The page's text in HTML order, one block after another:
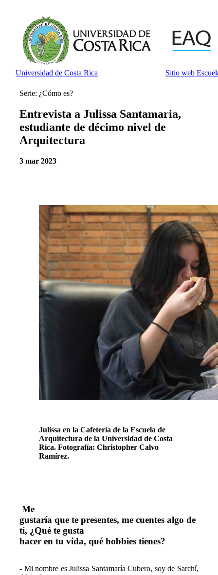
Universidad de Costa Rica Sitio web
Serie: ¿Cómo es?
Entrevista a Julissa Santamaria,
estudiante de décimo nivel de
Arquitectura
3 mar 2023
Julissa en la Cafetería de la Escuela de
Arquitectura de la Universidad de Costa
Rica. Fotografía: Christopher Calvo
Ramírez.
Me
gustaría que te presentes, me cuentes algo de
tí, ¿Qué te gusta
hacer en tu vida, qué hobbies tienes?
- Mi nombre es Julissa Santamaría Cubero, soy de Sarchí,